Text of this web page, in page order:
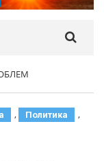
, Политика ,